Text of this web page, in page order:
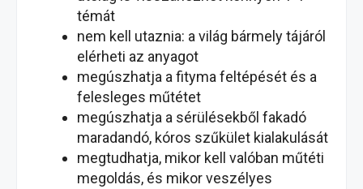
témát
nem kell utaznia: a világ bármely tájáról
elérheti az anyagot
megúszhatja a fityma feltépését és a
felesleges műtétet
megúszhatja a sérülésekből fakadó
maradandó, kóros szűkület kialakulását
megtudhatja, mikor kell valóban műtéti
megoldás, és mikor veszélyes